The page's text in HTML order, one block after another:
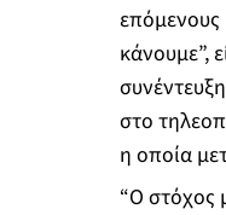
επόμενους
κάνουμε”,
στο
η οποία
“Ο στόχος